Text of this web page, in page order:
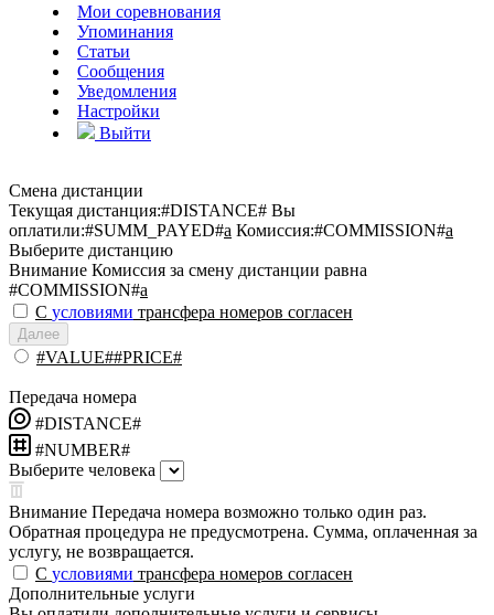
Мои соревнования
Упоминания
Статьи
Сообщения
Уведомления
Настройки
Выйти
Смена дистанции
Текущая дистанция:#DISTANCE# Вы
оплатили:#SUMM_PAYED#a Комиссия:#COMMISSION#a
Выберите дистанцию
Внимание Комиссия за смену дистанции равна
#COMMISSION#a
С условиями трансфера номеров согласен
Далее
#VALUE##PRICE#
Передача номера
#DISTANCE#
#NUMBER#
Выберите человека
Внимание Передача номера возможно только один раз.
Обратная процедура не предусмотрена. Сумма, оплаченная за
услугу, не возвращается.
С условиями трансфера номеров согласен
Дополнительные услуги